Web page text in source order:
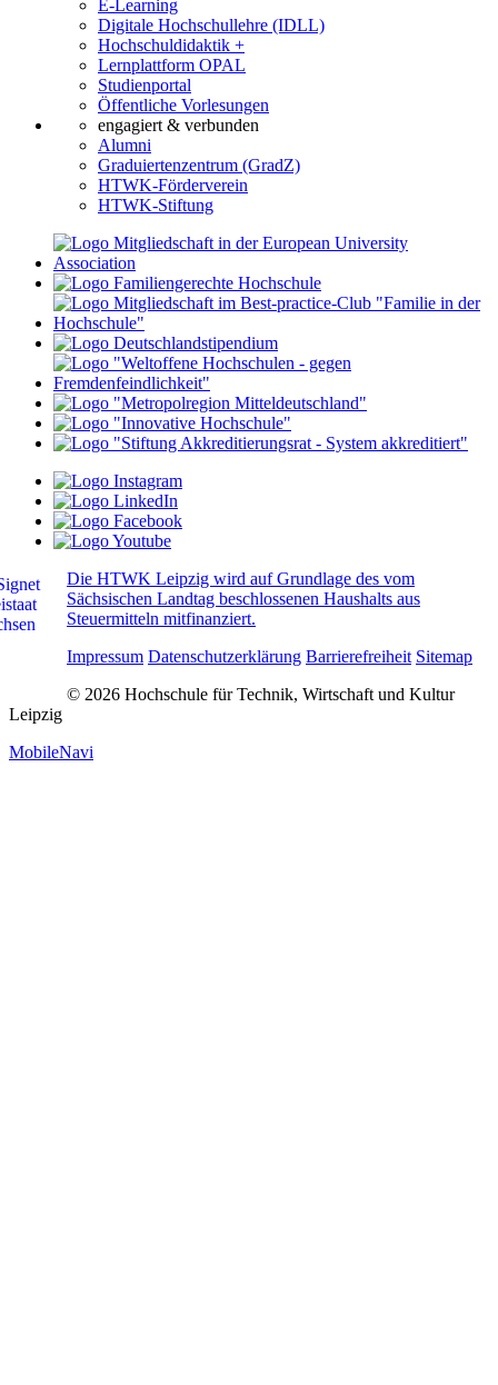
E-Learning
Digitale Hochschullehre (IDLL)
Hochschuldidaktik +
Lernplattform OPAL
Studienportal
Öffentliche Vorlesungen
engagiert & verbunden
Alumni
Graduiertenzentrum (GradZ)
HTWK-Förderverein
HTWK-Stiftung
Die HTWK Leipzig wird auf Grundlage des vom
Sächsischen Landtag beschlossenen Haushalts aus
Steuermitteln mitfinanziert.
Impressum Datenschutzerklärung Barrierefreiheit Sitemap
© 2026 Hochschule für Technik, Wirtschaft und Kultur
Leipzig
MobileNavi